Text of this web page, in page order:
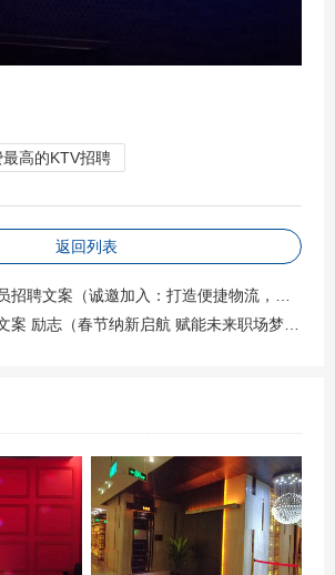
高的KTV招聘
返回列表
（诚邀加入：打造便捷物流，共筑服务新篇章——驿站快递团队招募）
案 励志（春节纳新启航 赋能未来职场梦想）